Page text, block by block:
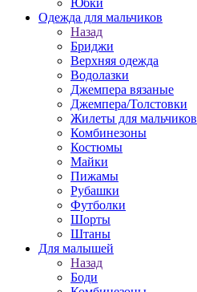
Юбки
Одежда для мальчиков
Назад
Бриджи
Верхняя одежда
Водолазки
Джемпера вязаные
Джемпера/Толстовки
Жилеты для мальчиков
Комбинезоны
Костюмы
Майки
Пижамы
Рубашки
Футболки
Шорты
Штаны
Для малышей
Назад
Боди